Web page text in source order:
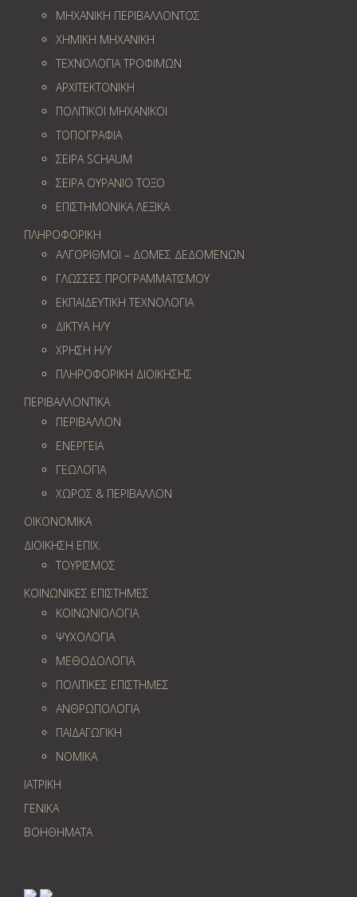
ΜΗΧΑΝΙΚΗ ΠΕΡΙΒΑΛΛΟΝΤΟΣ
ΧΗΜΙΚΗ ΜΗΧΑΝΙΚΗ
ΤΕΧΝΟΛΟΓΙΑ ΤΡΟΦΙΜΩΝ
ΑΡΧΙΤΕΚΤΟΝΙΚΗ
ΠΟΛΙΤΙΚΟΙ ΜΗΧΑΝΙΚΟΙ
ΤΟΠΟΓΡΑΦΙΑ
ΣΕΙΡΑ SCHAUM
ΣΕΙΡΑ ΟΥΡΑΝΙΟ ΤΟΞΟ
ΕΠΙΣΤΗΜΟΝΙΚΑ ΛΕΞΙΚΑ
ΠΛΗΡΟΦΟΡΙΚΗ
ΑΛΓΟΡΙΘΜΟΙ – ΔΟΜΕΣ ΔΕΔΟΜΕΝΩΝ
ΓΛΩΣΣΕΣ ΠΡΟΓΡΑΜΜΑΤΙΣΜΟΥ
ΕΚΠΑΙΔΕΥΤΙΚΗ ΤΕΧΝΟΛΟΓΙΑ
ΔΙΚΤΥΑ Η/Υ
ΧΡΗΣΗ Η/Υ
ΠΛΗΡΟΦΟΡΙΚΗ ΔΙΟΙΚΗΣΗΣ
ΠΕΡΙΒΑΛΛΟΝΤΙΚΑ
ΠΕΡΙΒΑΛΛΟΝ
ΕΝΕΡΓΕΙΑ
ΓΕΩΛOΓΙΑ
ΧΩΡΟΣ & ΠΕΡΙΒΑΛΛΟΝ
ΟΙΚΟΝΟΜΙΚΑ
ΔΙΟΙΚΗΣΗ ΕΠΙΧ.
ΤΟΥΡΙΣΜΟΣ
ΚΟΙΝΩΝΙΚΕΣ ΕΠΙΣΤΗΜΕΣ
ΚΟΙΝΩΝΙΟΛΟΓΙΑ
ΨΥΧΟΛΟΓΙΑ
ΜΕΘΟΔΟΛΟΓΙΑ
ΠΟΛΙΤΙΚΕΣ ΕΠΙΣΤΗΜΕΣ
ΑΝΘΡΩΠΟΛΟΓΙΑ
ΠΑΙΔΑΓΩΓΙΚΗ
ΝΟΜΙΚΑ
ΙΑΤΡΙΚΗ
ΓΕΝΙΚΑ
ΒΟΗΘΗΜΑΤΑ